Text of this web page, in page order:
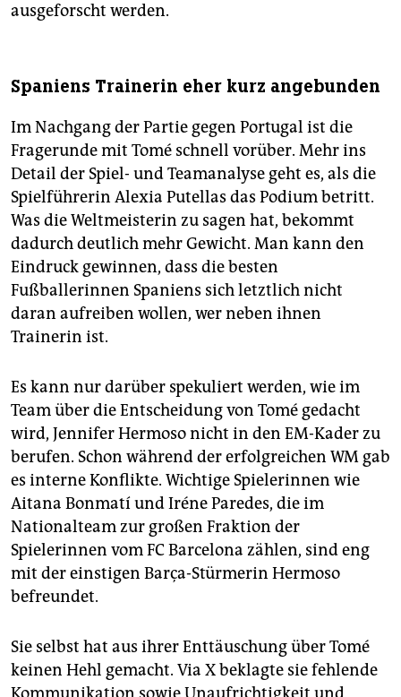
ausgeforscht werden.
Spaniens Trainerin eher kurz angebunden
Im Nachgang der Partie gegen Portugal ist die
Fragerunde mit Tomé schnell vorüber. Mehr ins
Detail der Spiel- und Teamanalyse geht es, als die
Spielführerin Alexia Putellas das Podium betritt.
Was die Weltmeisterin zu sagen hat, bekommt
dadurch deutlich mehr Gewicht. Man kann den
Eindruck gewinnen, dass die besten
Fußballerinnen Spaniens sich letztlich nicht
daran aufreiben wollen, wer neben ihnen
Trainerin ist.
Es kann nur darüber spekuliert werden, wie im
Team über die Entscheidung von Tomé gedacht
wird, Jennifer Hermoso nicht in den EM-Kader zu
berufen. Schon während der erfolgreichen WM gab
es interne Konflikte. Wichtige Spielerinnen wie
Aitana Bonmatí und Iréne Paredes, die im
Nationalteam zur großen Fraktion der
Spielerinnen vom FC Barcelona zählen, sind eng
mit der einstigen Barça-Stürmerin Hermoso
befreundet.
Sie selbst hat aus ihrer Enttäuschung über Tomé
keinen Hehl gemacht. Via X beklagte sie fehlende